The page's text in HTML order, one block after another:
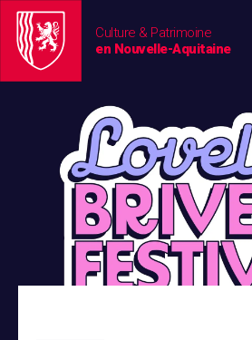
Culture & Patrimoine
en Nouvelle-Aquitaine